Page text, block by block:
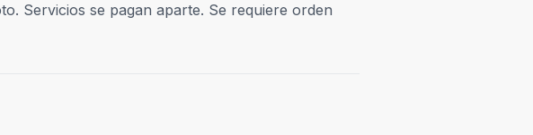
Servicios se pagan aparte. Se requiere orden